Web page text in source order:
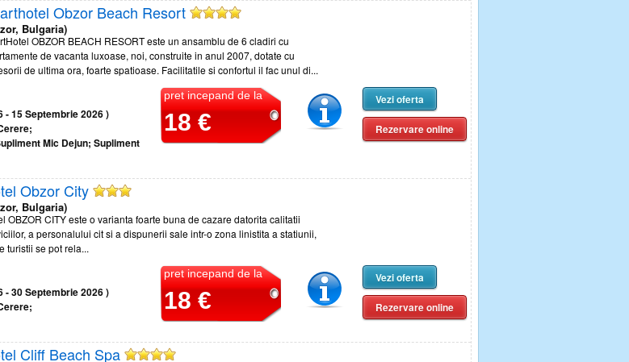
Obzor Beach Resort
Bulgaria)
OBZOR BEACH RESORT este un ansamblu de 6 cladiri cu
de vacanta luxoase, noi, construite in anul 2007, dotate cu
de ultima ora, foarte spatioase. Facilitatile si confortul il fac unul di...
- 15 Septembrie 2026 )
Mic Dejun; Supliment
pret incepand de la
18 €
Vezi oferta
Rezervare online
Obzor City
Bulgaria)
OBZOR CITY este o varianta foarte buna de cazare datorita calitatii
a personalului cit si a dispunerii sale intr-o zona linistita a statiunii,
turistii se pot rela...
- 30 Septembrie 2026 )
pret incepand de la
18 €
Vezi oferta
Rezervare online
Cliff Beach Spa